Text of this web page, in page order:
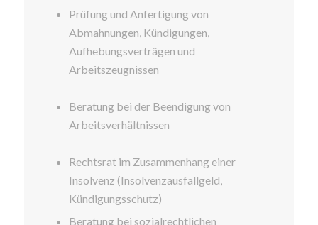
Prüfung und Anfertigung von
Abmahnungen, Kündigungen,
Aufhebungsverträgen und
Arbeitszeugnissen
Beratung bei der Beendigung von
Arbeitsverhältnissen
Rechtsrat im Zusammenhang einer
Insolvenz (Insolvenzausfallgeld,
Kündigungsschutz)
Beratung bei sozialrechtlichen